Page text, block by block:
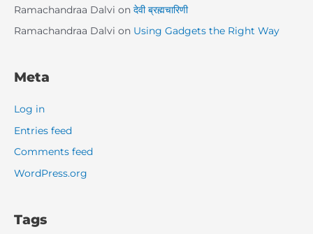
Ramachandraa Dalvi on देवी ब्रह्मचारिणी
Ramachandraa Dalvi on Using Gadgets the Right Way
Meta
Log in
Entries feed
Comments feed
WordPress.org
Tags